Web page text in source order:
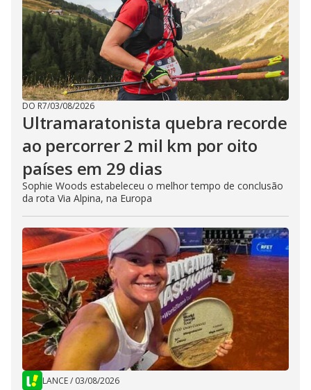
DO R7/03/08/2026
Ultramaratonista quebra recorde
ao percorrer 2 mil km por oito
países em 29 dias
Sophie Woods estabeleceu o melhor tempo de conclusão
da rota Via Alpina, na Europa
LANCE/ 03/08/2026